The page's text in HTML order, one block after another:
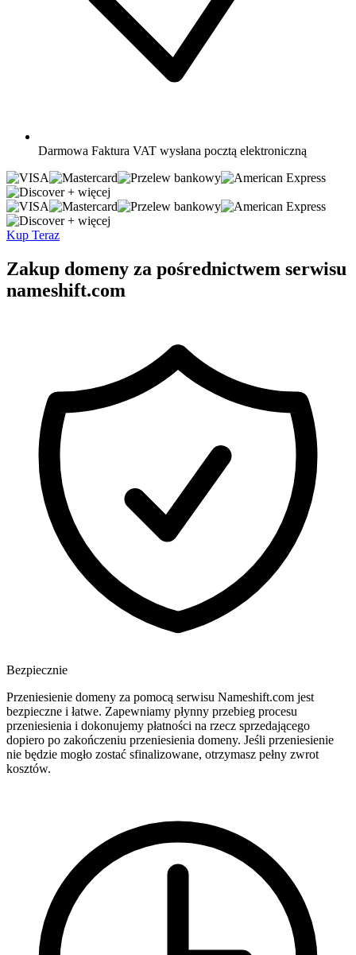
Darmowa Faktura VAT wysłana pocztą elektroniczną
+ więcej
+ więcej
Kup Teraz
Zakup domeny za pośrednictwem serwisu
nameshift.com
Bezpiecznie
Przeniesienie domeny za pomocą serwisu Nameshift.com jest
bezpieczne i łatwe. Zapewniamy płynny przebieg procesu
przeniesienia i dokonujemy płatności na rzecz sprzedającego
dopiero po zakończeniu przeniesienia domeny. Jeśli przeniesienie
nie będzie mogło zostać sfinalizowane, otrzymasz pełny zwrot
kosztów.